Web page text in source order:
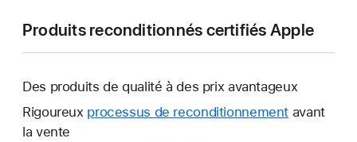
Produits reconditionnés certifiés Apple
Des produits de qualité à des prix avantageux
Rigoureux processus de reconditionnement avant
la vente